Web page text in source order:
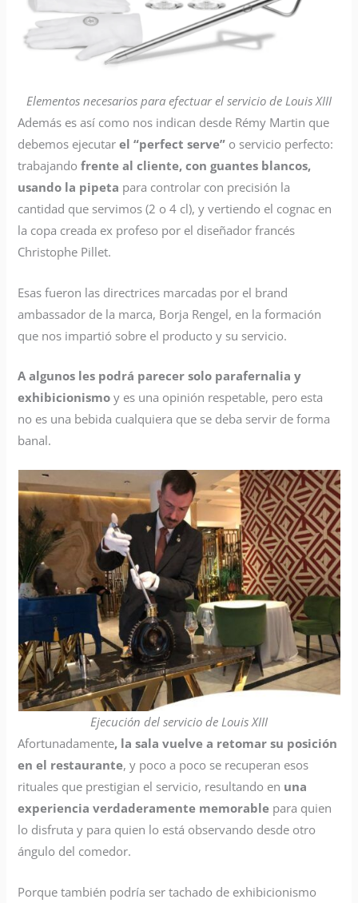
Elementos necesarios para efectuar el servicio de Louis XIII
Además es así como nos indican desde Rémy Martin que
debemos ejecutarel “perfect serve” o servicio perfecto:
trabajandofrente al cliente, con guantes blancos,
usando la pipeta para controlar con precisión la
cantidad que servimos (2 o 4 cl), y vertiendo el cognac en
la copa creada ex profeso por el diseñador francés
Christophe Pillet.
Esas fueron las directrices marcadas por el brand
ambassador de la marca, Borja Rengel, en la formación
que nos impartió sobre el producto y su servicio.
A algunos les podrá parecer solo parafernalia y
exhibicionismo y es una opinión respetable, pero esta
no es una bebida cualquiera que se deba servir de forma
banal.
Ejecución del servicio de Louis XIII
Afortunadamente, la sala vuelve a retomar su posición
en el restaurante, y poco a poco se recuperan esos
rituales que prestigian el servicio, resultando en una
experiencia verdaderamente memorable para quien
lo disfruta y para quien lo está observando desde otro
ángulo del comedor.
Porque también podría ser tachado de exhibicionismo